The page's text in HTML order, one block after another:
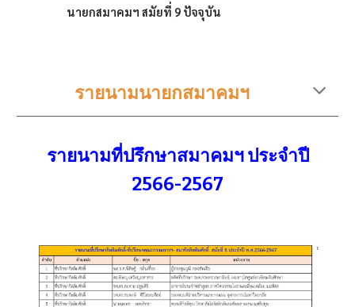
นายกสมาคมฯ สมัยที่ 9 ปัจจุบัน
รายนามนายกสมาคมฯ
รายนามที่ปรึกษาสมาคมฯ ประจำปี
2566-2567